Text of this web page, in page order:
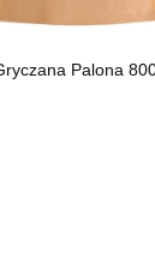
Palona